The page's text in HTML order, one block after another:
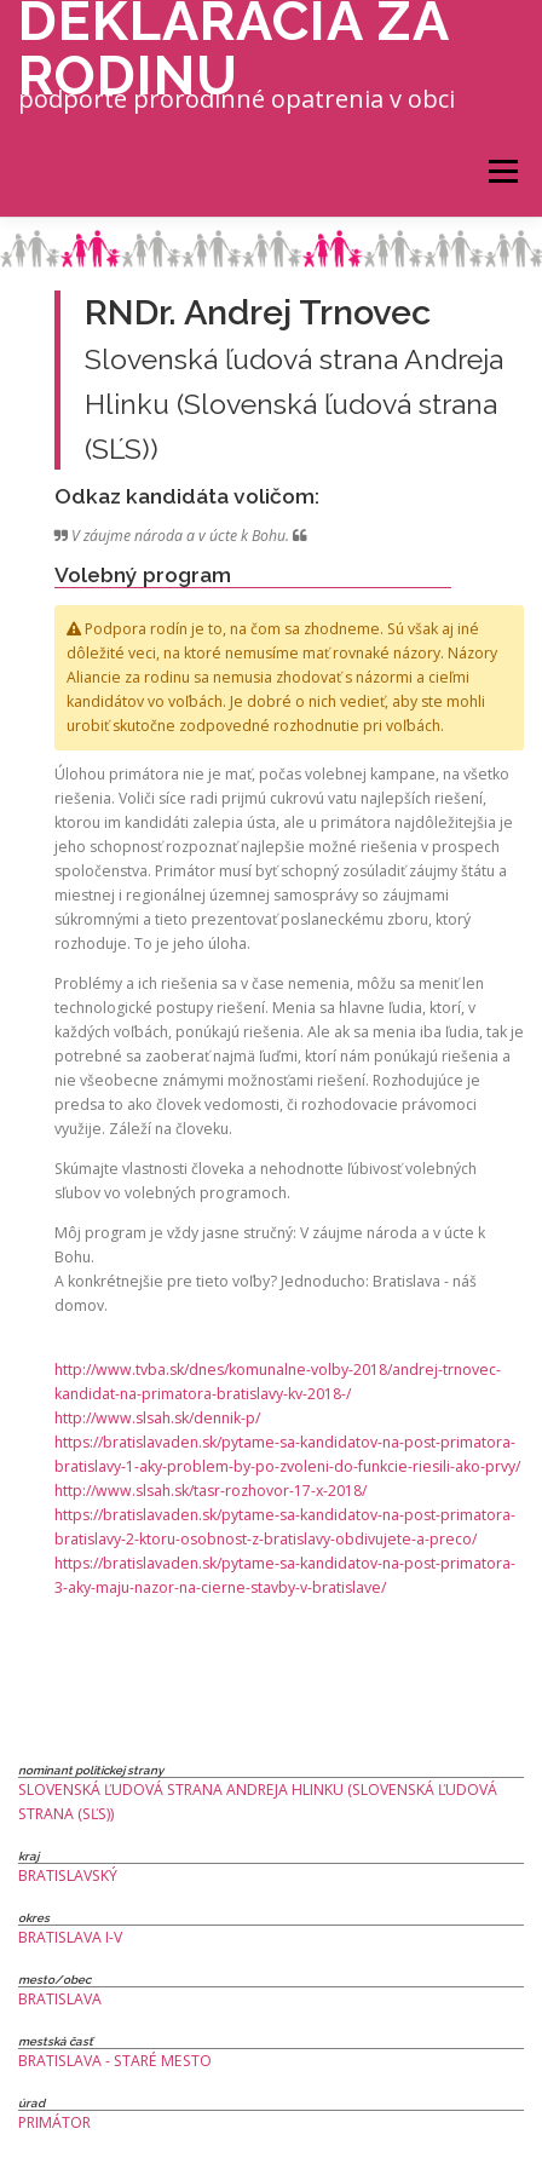
Prejsť na obsah
DEKLARÁCIA ZA
RODINU
podporte prorodinné opatrenia v obci
Menu
RNDr. Andrej Trnovec
Slovenská ľudová strana Andreja
Hlinku (Slovenská ľudová strana
(SĽS))
Odkaz kandidáta voličom:
V záujme národa a v úcte k Bohu.
Volebný program
Podpora rodín je to, na čom sa zhodneme. Sú však aj iné
dôležité veci, na ktoré nemusíme mať rovnaké názory. Názory
Aliancie za rodinu sa nemusia zhodovať s názormi a cieľmi
kandidátov vo voľbách. Je dobré o nich vedieť, aby ste mohli
urobiť skutočne zodpovedné rozhodnutie pri voľbách.
Úlohou primátora nie je mať, počas volebnej kampane, na všetko
riešenia. Voliči síce radi prijmú cukrovú vatu najlepších riešení,
ktorou im kandidáti zalepia ústa, ale u primátora najdôležitejšia je
jeho schopnosť rozpoznať najlepšie možné riešenia v prospech
spoločenstva. Primátor musí byť schopný zosúladiť záujmy štátu a
miestnej i regionálnej územnej samosprávy so záujmami
súkromnými a tieto prezentovať poslaneckému zboru, ktorý
rozhoduje. To je jeho úloha.
Problémy a ich riešenia sa v čase nemenia, môžu sa meniť len
technologické postupy riešení. Menia sa hlavne ľudia, ktorí, v
každých voľbách, ponúkajú riešenia. Ale ak sa menia iba ľudia, tak je
potrebné sa zaoberať najmä ľuďmi, ktorí nám ponúkajú riešenia a
nie všeobecne známymi možnosťami riešení. Rozhodujúce je
predsa to ako človek vedomosti, či rozhodovacie právomoci
využije. Záleží na človeku.
Skúmajte vlastnosti človeka a nehodnoťte ľúbivosť volebných
sľubov vo volebných programoch.
Môj program je vždy jasne stručný: V záujme národa a v úcte k
Bohu.
A konkrétnejšie pre tieto voľby? Jednoducho: Bratislava - náš
domov.
http://www.tvba.sk/dnes/komunalne-volby-2018/andrej-trnovec-
kandidat-na-primatora-bratislavy-kv-2018-/
http://www.slsah.sk/dennik-p/
https://bratislavaden.sk/pytame-sa-kandidatov-na-post-primatora-
bratislavy-1-aky-problem-by-po-zvoleni-do-funkcie-riesili-ako-prvy/
http://www.slsah.sk/tasr-rozhovor-17-x-2018/
https://bratislavaden.sk/pytame-sa-kandidatov-na-post-primatora-
bratislavy-2-ktoru-osobnost-z-bratislavy-obdivujete-a-preco/
https://bratislavaden.sk/pytame-sa-kandidatov-na-post-primatora-
3-aky-maju-nazor-na-cierne-stavby-v-bratislave/
nominant politickej strany
SLOVENSKÁ ĽUDOVÁ STRANA ANDREJA HLINKU (SLOVENSKÁ ĽUDOVÁ
STRANA (SĽS))
kraj
BRATISLAVSKÝ
okres
BRATISLAVA I-V
mesto/obec
BRATISLAVA
mestská časť
BRATISLAVA - STARÉ MESTO
úrad
PRIMÁTOR